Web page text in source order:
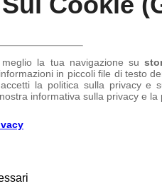
la tua navigazione su
in piccoli file di testo
la politica sulla privacy e
informativa sulla privacy e la